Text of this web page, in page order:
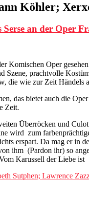
Köhler;
Serse an der Oper
Komischen Oper
Szene, prachtvolle
die wie zur Zeit Händels
das bietet auch die
Zeit.
Überröcken und
wird zum
erspart. Da mag er in
ihm (Pardon ihr) so
Karussell der Liebe ist
Sutphen; Lawrence